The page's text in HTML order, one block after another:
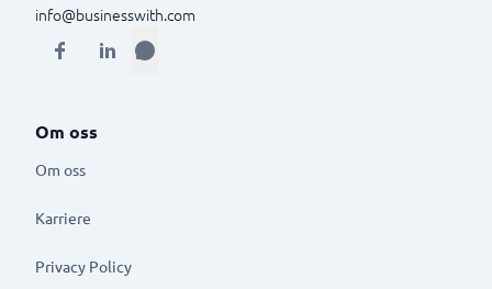
info@businesswith.com
Om oss
Om oss
Karriere
Privacy Policy